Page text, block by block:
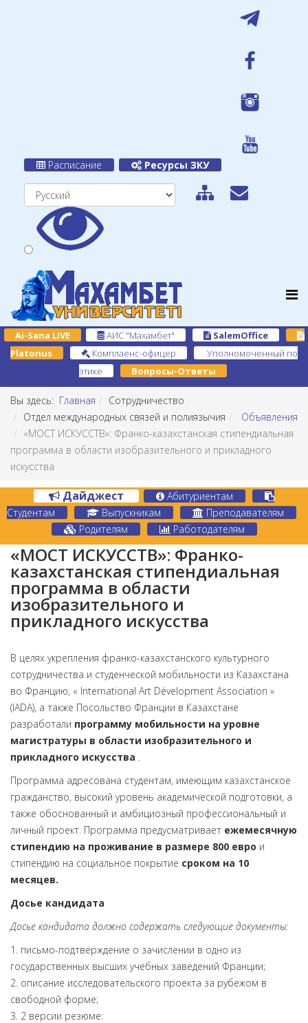
Расписание Ресурсы ЗКУ
Ai-Sana LIVE АИС "Махамбет"
SalemOffice
Platonus
Комплаенс-офицер
Уполномоченный по
этике
Вопросы-Ответы
Вы здесь: Главная
Сотрудничество
Отдел международных связей и полиязычия
Объявления
«МОСТ ИСКУССТВ»: Франко-казахстанская стипендиальная
программа в области изобразительного и прикладного
искусства
Дайджест
Абитуриентам
Студентам
Выпускникам
Преподавателям
Родителям
Работодателям
«МОСТ ИСКУССТВ»: Франко-
казахстанская стипендиальная
программа в области
изобразительного и
прикладного искусства
В целях укрепления франко-казахстанского культурного
сотрудничества и студенческой мобильности из Казахстана
во Францию, « International Art Dévelopment Association »
(IADA), а также Посольство Франции в Казахстане
разработали программу мобильности на уровне
магистратуры в области изобразительного и
прикладного искусства .
Программа адресована студентам, имеющим казахстанское
гражданство, высокий уровень академической подготовки, а
также обоснованный и амбициозный профессиональный и
личный проект. Программа предусматривает ежемесячную
стипендию на проживание в размере 800 евро и
стипендию на социальное покрытие сроком на 10
месяцев.
Досье кандидата
Досье кандидата должно содержать следующие документы:
1. письмо-подтверждение о зачислении в одно из
государственных высших учебных заведений Франции;
2. описание исследовательского проекта за рубежом в
свободной форме;
3. 2 версии резюме: